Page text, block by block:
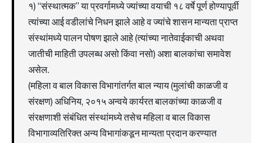
१) “संस्थात्मक” या प्रवर्गामध्ये ज्यांच्या वयाची १८ वर्षे पूर्ण होण्यापूर्वी
त्यांच्या आई वडीलांचे निधन झाले आहे व ज्यांचे शासन मान्यता प्राप्त
संस्थांमध्ये पालन पोषण झाले आहे (त्यांच्या नातेवाईकाची अथवा
जातीची माहिती उपलब्ध असो किंवा नसो) अशा बालकांचा समावेश
असेल.
(महिला व बाल विकास विभागांतर्गत बाल न्याय (मुलांची काळजी व
संरक्षण) अधिनिय, २०१५ अन्वये कार्यरत बालकांच्या काळजी व
संरक्षणाशी संबंधित संस्थांमध्ये तसेच महिला व बाल विकास
विभागाव्यतिरिक्त अन्य विभागांकडून मान्यता प्रदान करण्यात